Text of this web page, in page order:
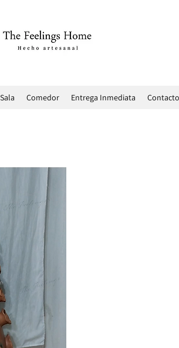
Sala Comedor Entrega Inmediata Contacto